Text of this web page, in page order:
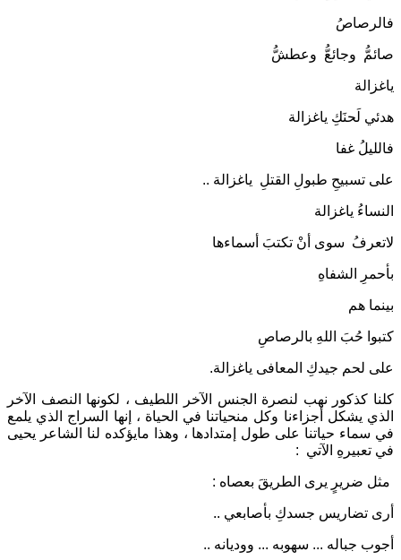
فالرصاصُ
صائمُّ وجائعُّ وعطشُّ
ياغزالة
هدئي لَحنَكِ ياغزالة
فالليلُ غفا
على تسبيحِ طبولِ القتلِ ياغزالة ..
النساءُ ياغزالة
لاتعرفُ سوى أنْ تكتبَ أسماءها
بأحمرِ الشفاهِ
بينما هم
كتبوا حُبَ اللهِ بالرصاصِ
على لحم جيدكِ المعافى ياغزالة.
كلنا كذكور نهب لنصرة الجنس الآخر اللطيف ، لكونها النصف الآخر
الذي يشكل أجزاءنا وكل منحياتنا في الحياة ، إنها السراج الذي يلمع
في سماء حياتنا على طول إمتدادها ، وهذا مايؤكده لنا الشاعر يحيى
في تعبيرهِ الآتي :
مثل ضريرٍ يرى الطريقَ بعصاه :
أرى تضاريس جسدكِ بأصابعي ..
أجوب جباله ... سهوبه ... ووديانه ..